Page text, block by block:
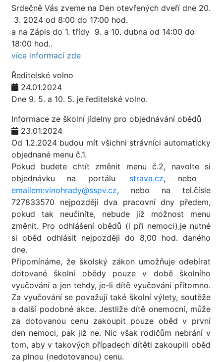
Srdečně Vás zveme na Den otevřených dveří dne 20.
3. 2024 od 8:00 do 17:00 hod.
a na Zápis do 1. třídy 9. a 10. dubna od 14:00 do
18:00 hod..
více informací zde
Ředitelské volno
24.01.2024
Dne 9. 5. a 10. 5. je ředitelské volno.
Informace ze školní jídelny pro objednávání obědů
23.01.2024
Od 1.2.2024 budou mít všichni strávníci automaticky
objednané menu č.1.
Pokud budete chtít změnit menu č.2, navolte si
objednávku na portálu
strava.cz, nebo
emailem:vinohrady@sspv.cz, nebo na tel.čísle
727833570 nejpozději dva pracovní dny předem,
pokud tak neučiníte, nebude již možnost menu
změnit. Pro odhlášení obědů (i při nemoci),je nutné
si oběd odhlásit nejpozději do 8,00 hod. daného
dne.
Připomínáme, že školský zákon umožňuje odebírat
dotované školní obědy pouze v době školního
vyučování a jen tehdy, je-li dítě vyučování přítomno.
Za vyučování se považují také školní výlety, soutěže
a další podobné akce. Jestliže dítě onemocní, může
za dotovanou cenu zakoupit pouze oběd v první
den nemoci, pak již ne. Nic však rodičům nebrání v
tom, aby v takových případech dítěti zakoupili oběd
za plnou (nedotovanou) cenu.